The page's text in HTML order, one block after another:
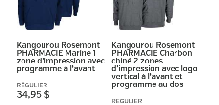
Kangourou Rosemont
PHARMACIE Marine 1
zone d’impression avec
programme à l’avant
RÉGULIER
34,95 $
Kangourou Rosemont
PHARMACIE Charbon
chiné 2 zones
d’impression avec logo
vertical à l’avant et
programme au dos
RÉGULIER